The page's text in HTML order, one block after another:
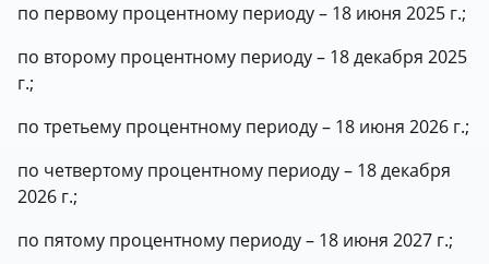
по первому процентному периоду – 18 июня 2025 г.;
по второму процентному периоду – 18 декабря 2025
г.;
по третьему процентному периоду – 18 июня 2026 г.;
по четвертому процентному периоду – 18 декабря
2026 г.;
по пятому процентному периоду – 18 июня 2027 г.;